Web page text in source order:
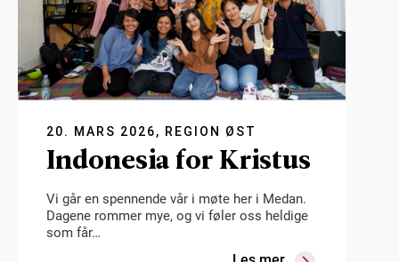
20. MARS 2026, REGION ØST
Indonesia for Kristus
Vi går en spennende vår i møte her i Medan.
Dagene rommer mye, og vi føler oss heldige
som får…